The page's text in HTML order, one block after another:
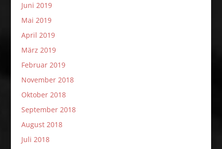
Juni 2019
Mai 2019
April 2019
März 2019
Februar 2019
November 2018
Oktober 2018
September 2018
August 2018
Juli 2018